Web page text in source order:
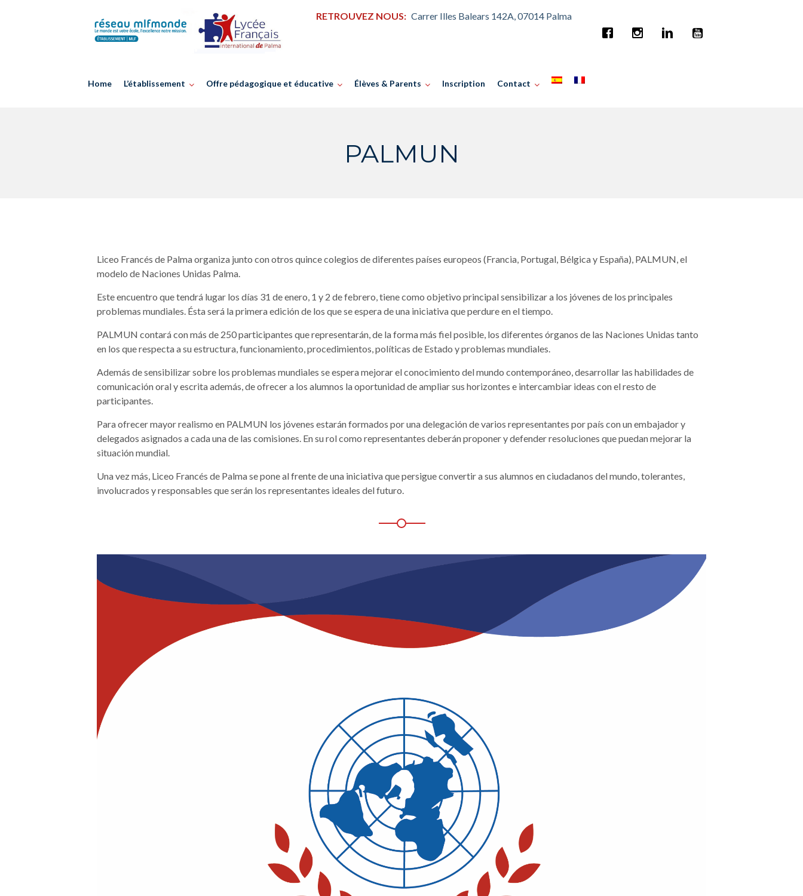
RETROUVEZ NOUS: Carrer Illes Balears 142A, 07014 Palma
Home L’établissement Offre pédagogique et éducative Élèves & Parents Inscription Contact
PALMUN
Liceo Francés de Palma organiza junto con otros quince colegios de diferentes países europeos (Francia, Portugal, Bélgica y España), PALMUN, el
modelo de Naciones Unidas Palma.
Este encuentro que tendrá lugar los días 31 de enero, 1 y 2 de febrero, tiene como objetivo principal sensibilizar a los jóvenes de los principales
problemas mundiales. Ésta será la primera edición de los que se espera de una iniciativa que perdure en el tiempo.
PALMUN contará con más de 250 participantes que representarán, de la forma más fiel posible, los diferentes órganos de las Naciones Unidas tanto
en los que respecta a su estructura, funcionamiento, procedimientos, políticas de Estado y problemas mundiales.
Además de sensibilizar sobre los problemas mundiales se espera mejorar el conocimiento del mundo contemporáneo, desarrollar las habilidades de
comunicación oral y escrita además, de ofrecer a los alumnos la oportunidad de ampliar sus horizontes e intercambiar ideas con el resto de
participantes.
Para ofrecer mayor realismo en PALMUN los jóvenes estarán formados por una delegación de varios representantes por país con un embajador y
delegados asignados a cada una de las comisiones. En su rol como representantes deberán proponer y defender resoluciones que puedan mejorar la
situación mundial.
Una vez más, Liceo Francés de Palma se pone al frente de una iniciativa que persigue convertir a sus alumnos en ciudadanos del mundo, tolerantes,
involucrados y responsables que serán los representantes ideales del futuro.